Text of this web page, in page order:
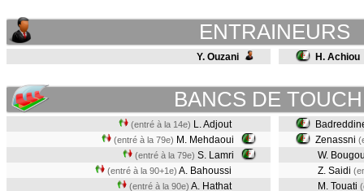
ENTRAINEURS
Y. Ouzani H. Achiou
BANCS DE
(entré à la 14e) L. Adjout
(entré à la 79e) M. Mehdaoui
(entré à la 79e) S. Lamri
(entré à la 90+1e) A. Bahoussi
(entré à la 90e) A. Hathat
Zenassni
W.
Z. Saidi
M. Touati